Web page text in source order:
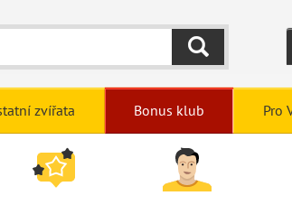
HLEDAT
zvířata Bonus klub Pro